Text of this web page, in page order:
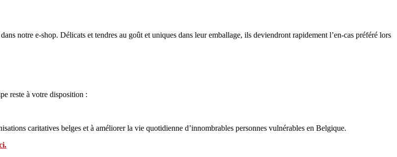
notre e-shop. Délicats et tendres au goût et uniques dans leur emballage, ils deviendront rapidement l’en-cas préféré lors
reste à votre disposition :
caritatives belges et à améliorer la vie quotidienne d’innombrables personnes vulnérables en Belgique.